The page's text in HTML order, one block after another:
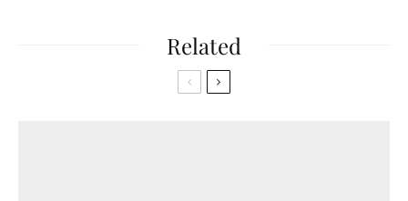
Related